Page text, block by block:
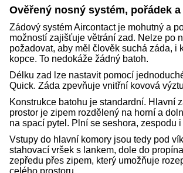
Ověřený nosný systém, pořádek
Zádový systém Aircontact je mohutný a
možností zajišťuje větrání zad. Nelze po
požadovat, aby měl člověk suchá záda, i
kopce. To nedokáže žádný batoh.
Délku zad lze nastavit pomocí
Quick. Záda zpevňuje vnitřní kovová
Konstrukce batohu je standardní. Hlavní
prostor je zipem rozdělený na horní a
na spací pytel. Plní se seshora, zespodu i
Vstupy do hlavní komory jsou tedy pod
stahovací vršek s lankem, dole do
zepředu přes zipem, který umožňuje
celého prostoru.